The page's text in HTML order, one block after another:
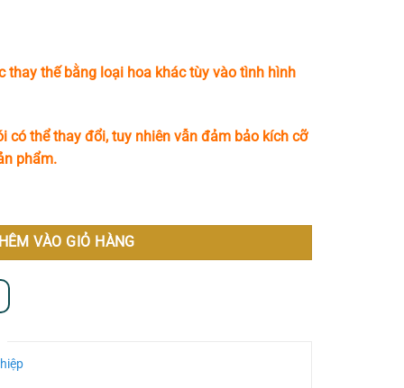
thay thế bằng loại hoa khác tùy vào tình hình
có thể thay đổi, tuy nhiên vẫn đảm bảo kích cỡ
phẩm.
VÀO GIỎ HÀNG